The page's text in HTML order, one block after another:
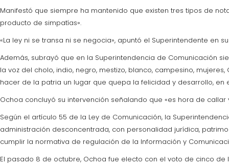
Manifestó que siempre ha mantenido que existen tres tipos de
producto de simpatías».
«La ley ni se transa ni se negocia», apuntó el Superintendente en
Además, subrayó que en la Superintendencia de Comunicación
la voz del cholo, indio, negro, mestizo, blanco, campesino,
hacer de la patria un lugar que quepa la felicidad y desarrollo, en
Ochoa concluyó su intervención señalando que «es hora de
Según el artículo 55 de la Ley de Comunicación, la
administración desconcentrada, con personalidad jurídica,
cumplir la normativa de regulación de la Información y
El pasado 8 de octubre, Ochoa fue electo con el voto de cinco